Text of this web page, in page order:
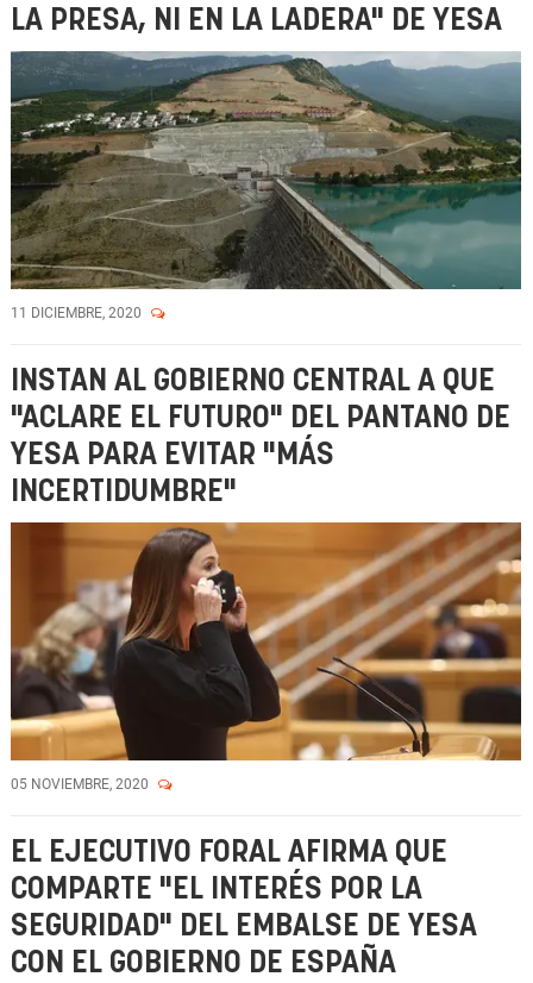
LA PRESA, NI EN LA LADERA" DE YESA
11 DICIEMBRE, 2020
INSTAN AL GOBIERNO CENTRAL A QUE
"ACLARE EL FUTURO" DEL PANTANO DE
YESA PARA EVITAR "MÁS
INCERTIDUMBRE"
05 NOVIEMBRE, 2020
EL EJECUTIVO FORAL AFIRMA QUE
COMPARTE "EL INTERÉS POR LA
SEGURIDAD" DEL EMBALSE DE YESA
CON EL GOBIERNO DE ESPAÑA